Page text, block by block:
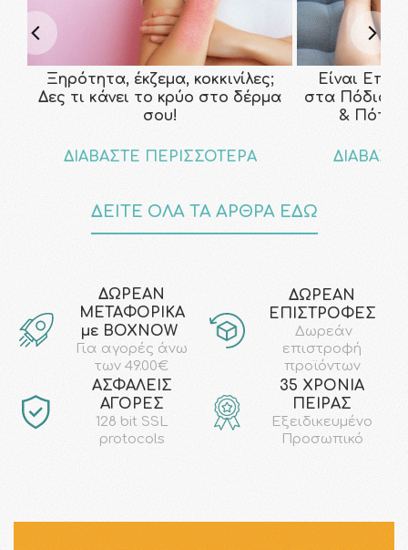
Ξηρότητα, έκζεμα, κοκκινίλες;
Δες τι κάνει το κρύο στο δέρμα
σου!
ΔΙΑΒΑΣΤΕ ΠΕΡΙΣΣΟΤΕΡΑ
Είναι
στα Πόδια;
& Πότε
ΔΕΙΤΕ ΟΛΑ ΤΑ ΑΡΘΡΑ ΕΔΩ
ΔΩΡΕΑΝ
ΜΕΤΑΦΟΡΙΚΑ
με ΒΟΧΝΟW
Για αγορές άνω
των 49.00€
ΔΩΡΕΑΝ
ΕΠΙΣΤΡΟΦΕΣ
Δωρεάν
επιστροφή
προϊόντων
AΣΦΑΛΕΙΣ
ΑΓΟΡΕΣ
128 bit SSL
protocols
35 ΧΡΟΝΙΑ
ΠΕΙΡΑΣ
Εξειδικευμένο
Προσωπικό